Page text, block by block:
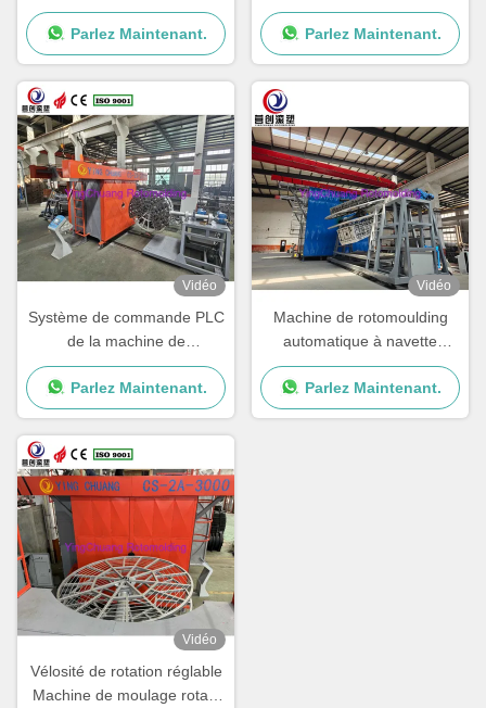
pour une production
régulière et constante
Parlez Maintenant.
avec vitesse de rotation et
performances réglables
Parlez Maintenant.
Vidéo
Système de commande PLC
de la machine de
rotomoulding automatique
de l'usine de fabrication avec
un temps de cycle de 15 à
30 min
Parlez Maintenant.
Vidéo
Machine de rotomoulding
automatique à navette
contrôlée par PLC avec
vitesse de rotation réglable
Parlez Maintenant.
Vidéo
Vélosité de rotation réglable
Machine de moulage rotatif